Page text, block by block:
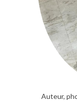
Auteur,